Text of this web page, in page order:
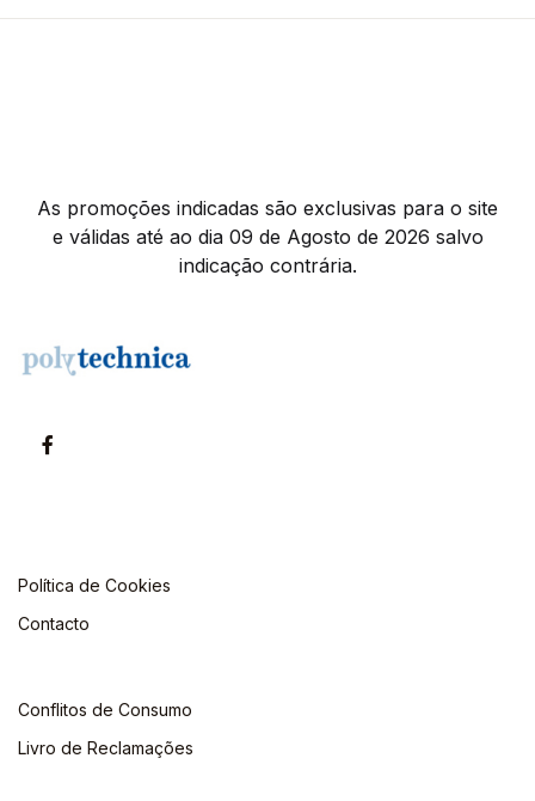
As promoções indicadas são exclusivas para o site
e válidas até ao dia 09 de Agosto de 2026 salvo
indicação contrária.
Política de Cookies
Contacto
Conflitos de Consumo
Livro de Reclamações